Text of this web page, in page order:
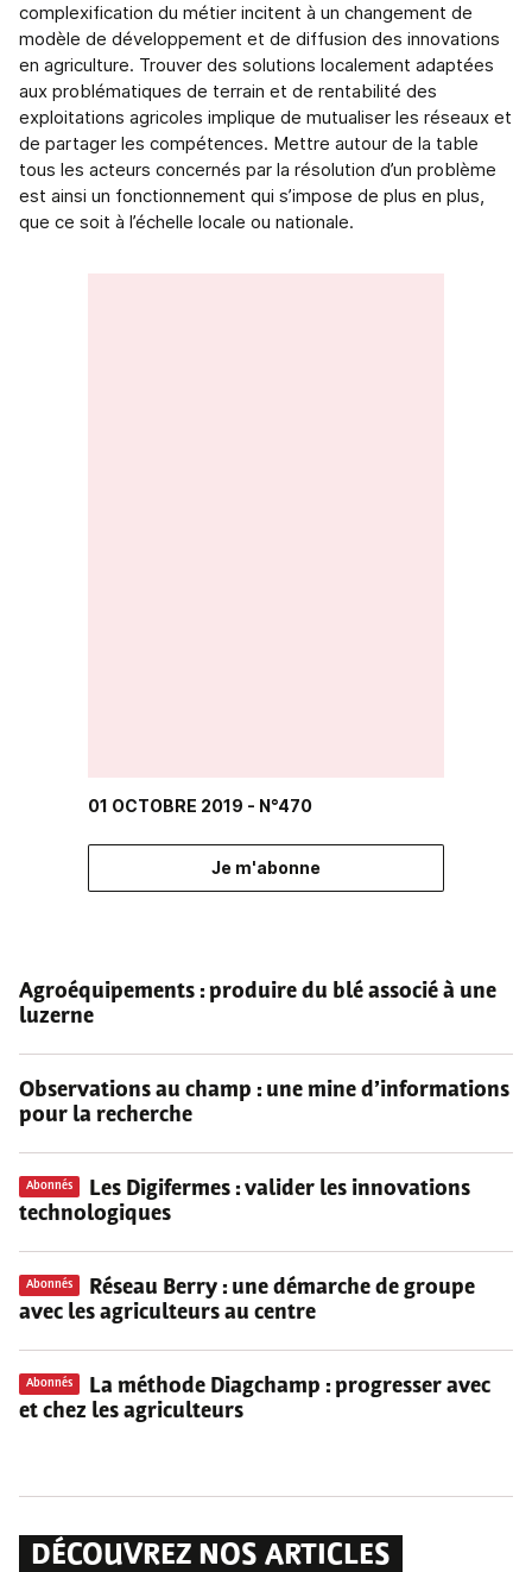
complexification du métier incitent à un changement de
modèle de développement et de diffusion des innovations
en agriculture. Trouver des solutions localement adaptées
aux problématiques de terrain et de rentabilité des
exploitations agricoles implique de mutualiser les réseaux et
de partager les compétences. Mettre autour de la table
tous les acteurs concernés par la résolution d’un problème
est ainsi un fonctionnement qui s’impose de plus en plus,
que ce soit à l’échelle locale ou nationale.
01 OCTOBRE 2019 - N°470
Je m'abonne
Agroéquipements : produire du blé associé à une
luzerne
Observations au champ : une mine d’informations
pour la recherche
Abonnés Les Digifermes : valider les innovations
technologiques
Abonnés Réseau Berry : une démarche de groupe
avec les agriculteurs au centre
Abonnés La méthode Diagchamp : progresser avec
et chez les agriculteurs
DÉCOUVREZ NOS ARTICLES